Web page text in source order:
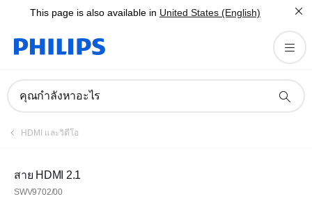
This page is also available in United States (English)
คุณกำลังหาอะไร
HDMI และวิดีโอ
สาย HDMI 2.1
SWV9702/00